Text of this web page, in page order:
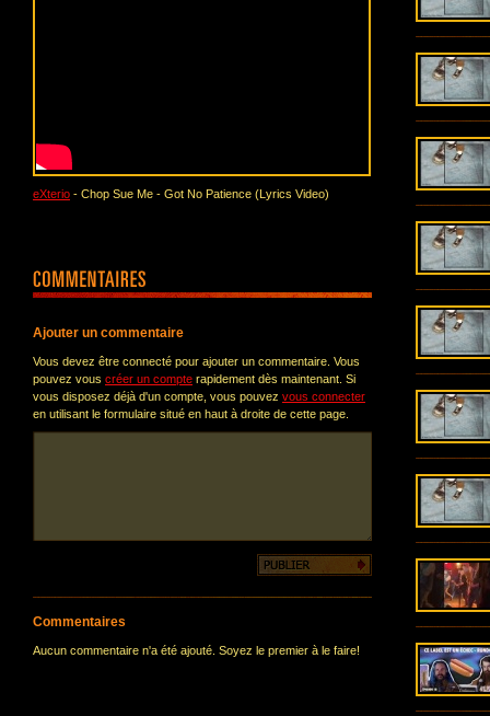
eXterio - Chop Sue Me - Got No Patience (Lyrics Video)
Ajouter un commentaire
Vous devez être connecté pour ajouter un commentaire. Vous
pouvez vous créer un compte rapidement dès maintenant. Si
vous disposez déjà d'un compte, vous pouvez vous connecter
en utilisant le formulaire situé en haut à droite de cette page.
Commentaires
Aucun commentaire n'a été ajouté. Soyez le premier à le faire!